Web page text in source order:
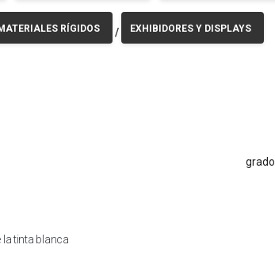
RÍGIDOS / EXHIBIDORES Y DISPLAYS
grado
tinta blanca